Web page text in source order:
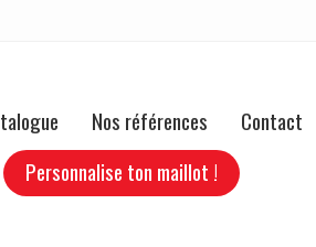
Nos références
Contact
Personnalise ton maillot !